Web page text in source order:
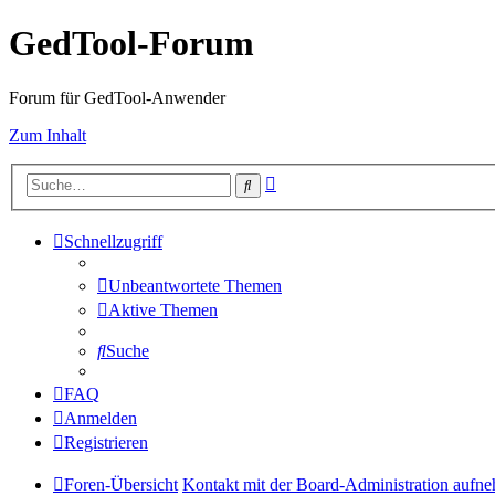
GedTool-Forum
Forum für GedTool-Anwender
Zum Inhalt
Suche
Schnellzugriff
Unbeantwortete Themen
Aktive Themen
Suche
FAQ
Anmelden
Registrieren
Foren-Übersicht Kontakt mit der Board-Administration